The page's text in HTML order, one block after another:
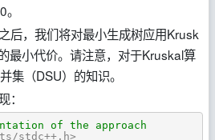
后，我们将对最小生成树应用Krusk
最小代价。请注意，对于Kruskal算
集（DSU）的知识。
：
of the approach
stdc++.h>